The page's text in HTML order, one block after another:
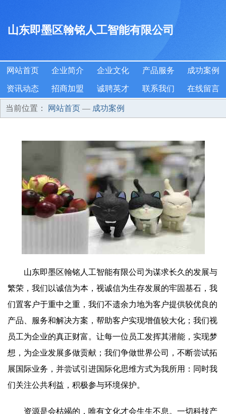
山东即墨区翰铭人工智能有限公司
网站首页 企业简介 企业文化 产品服务 成功案例
资讯动态 招商加盟 诚聘英才 联系我们 在线留言
当前位置： 网站首页 — 成功案例
山东即墨区翰铭人工智能有限公司为谋求长久的发展与
繁荣，我们以诚信为本，视诚信为生存发展的牢固基石，我
们置客户于重中之重，我们不遗余力地为客户提供较优良的
产品、服务和解决方案，帮助客户实现增值较大化；我们视
员工为企业的真正财富。让每一位员工发挥其潜能，实现梦
想，为企业发展多做贡献；我们争做世界公司，不断尝试拓
展国际业务，并尝试引进国际化思维方式为我所用：同时我
们关注公共利益，积极参与环境保护。
资源是会枯竭的，唯有文化才会生生不息。一切科技产